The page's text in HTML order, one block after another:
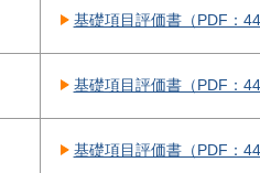
基礎項目評価書（PDF：
基礎項目評価書（PDF：
基礎項目評価書（PDF：